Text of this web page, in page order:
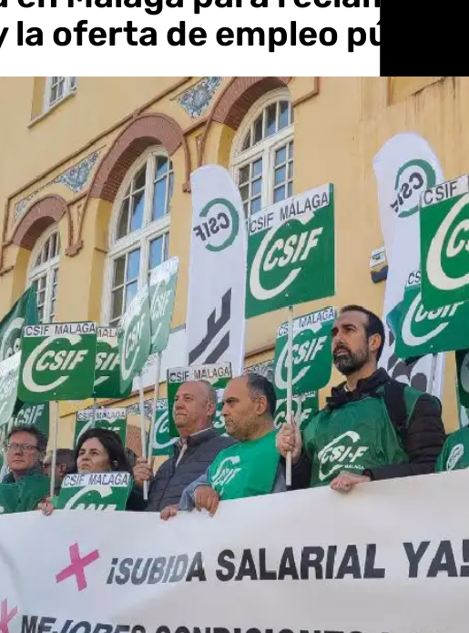
la oferta de empleo público